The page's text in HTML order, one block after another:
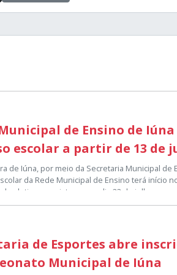
de Ensino de
escolar a partir de 13 de
de Iúna, por meio da Secretaria Municipal de
da Rede Municipal de Ensino terá início
letivas previsto para o dia 23 de julho.
Municipal de Educação deseja que todos os
esse período para fortalecer a convivência
boas lembranças, retornando às salas de
para os próximos desafios.
escolares serão retomadas normalmente
de Esportes abre
Municipal de Iúna